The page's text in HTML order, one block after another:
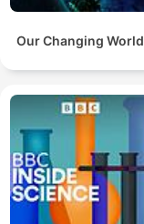
Our Changing World